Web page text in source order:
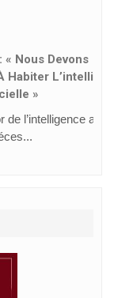
Habiter L’intelli
»